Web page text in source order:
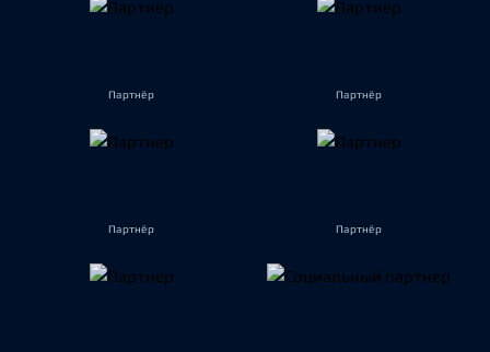
Партнёр Партнёр
Партнёр Партнёр